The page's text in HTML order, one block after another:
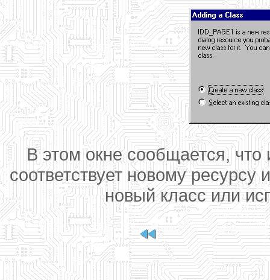
В этом окне сообщается,
соответствует новому
новый класс или